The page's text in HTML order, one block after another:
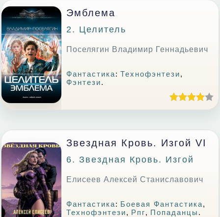
Эмблема
2. Целитель
Поселягин Владимир Геннадьевич
Фантастика:Технофэнтези,
Фэнтези.
Звездная Кровь. Изгой VI
6. Звездная Кровь. Изгой
Елисеев Алексей Станиславович
Фантастика: Боевая Фантастика,
Технофэнтези, Рпг, Попаданцы .